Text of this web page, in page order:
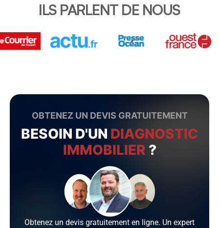
ILS PARLENT DE NOUS
OBTENEZ UN DEVIS GRATUITEMENT
BESOIN D'UN DIAGNOSTIC
IMMOBILIER ?
Obtenez un devis gratuitement en ligne. Un expert